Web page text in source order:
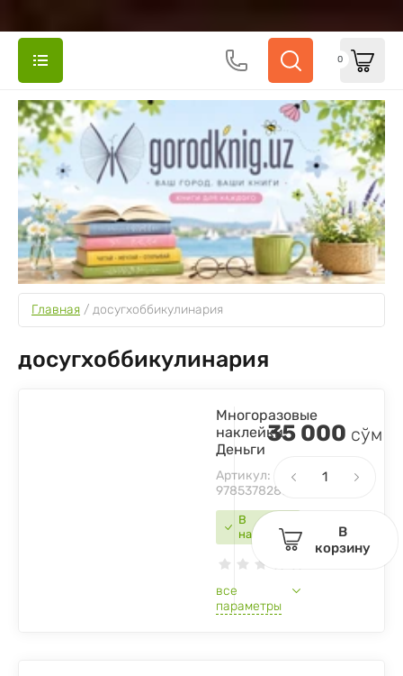
0
Главная / досугхоббикулинария
досугхоббикулинария
В
наличии
Многоразовые
наклейки.
Деньги
Артикул:
9785378286799
все
параметры
35 000 сўм
В
корзину